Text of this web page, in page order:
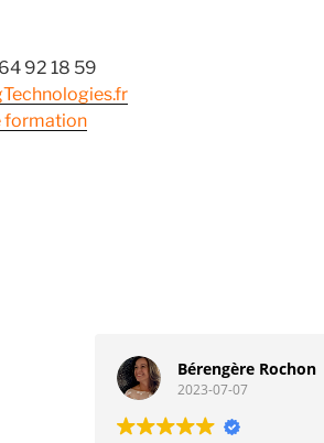
92 18 59
formation
Bérengère Rochon
2023-07-07